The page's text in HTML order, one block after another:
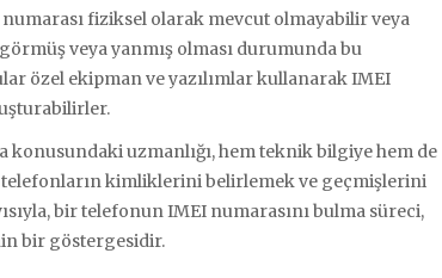
fiziksel olarak mevcut olmayabilir veya
veya yanmış olması durumunda bu
özel ekipman ve yazılımlar kullanarak IMEI
konusundaki uzmanlığı, hem teknik bilgiye hem de
kimliklerini belirlemek ve geçmişlerini
bir telefonun IMEI numarasını bulma süreci,
bir göstergesidir.